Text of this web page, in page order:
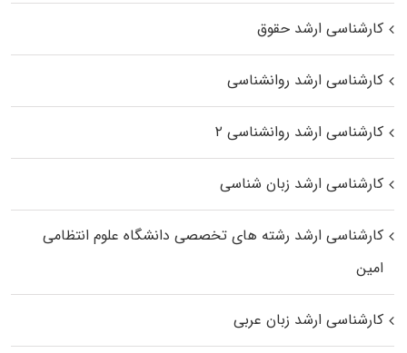
کارشناسی ارشد حقوق
کارشناسی ارشد روانشناسی
کارشناسی ارشد روانشناسی ۲
کارشناسی ارشد زبان شناسی
کارشناسی ارشد رﺷﺘﻪ ﻫﺎی تخصصی داﻧﺸﮕﺎه ﻋﻠﻮم انتظامی
اﻣﻴﻦ
کارشناسی ارشد زبان عربی